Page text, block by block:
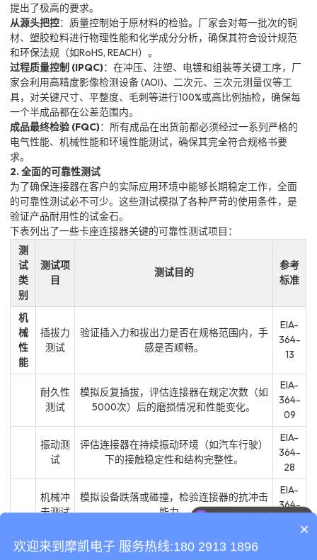
提出了极高的要求。
从源头把控：质量控制始于原材料的检验。厂家会对每一批次的铜
材、塑胶粒料进行物理性能和化学成分分析，确保其符合设计规范
和环保法规（如RoHS, REACH）。
过程质量控制 (IPQC)：在冲压、注塑、电镀和组装等关键工序，厂
家会利用高精度影像检测设备 (AOI)、二次元、三次元测量仪等工
具，对关键尺寸、平整度、毛刺等进行100%或高比例抽检，确保每
一个半成品都在公差范围内。
成品最终检验 (FQC)：所有成品在出货前都必须经过一系列严格的
电气性能、机械性能和环境性能测试，确保其完全符合规格书要
求。
2. 全面的可靠性测试
为了确保连接器在客户的实际应用环境中能够长期稳定工作，全面
的可靠性测试必不可少。这些测试模拟了各种严苛的使用条件，是
验证产品耐用性的试金石。
下表列出了一些卡座连接器关键的可靠性测试项目：
测
试
类
别
测试项
目
测试目的
参考
标准
机
械
性
能
插拔力
测试
验证插入力和拔出力是否在规格范围内，手
感是否顺畅。
EIA-
364-
13
耐久性
测试
模拟反复插拔，评估连接器在规定次数（如
5000次）后的磨损情况和性能变化。
EIA-
364-
09
振动测
试
评估连接器在持续振动环境（如汽车行驶）
下的接触稳定性和结构完整性。
EIA-
364-
28
机械冲
击测试
模拟设备跌落或碰撞，检验连接器的抗冲击
能力。
EIA-
364-
电
接触电 测量接触对的电阻，阻值越低且越稳定，表
你们是怎么收费的呢
×
欢迎来到摩凯电子 服务热线:180 2913 1896